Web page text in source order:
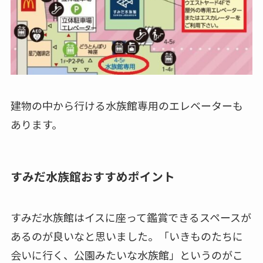
建物の中から行ける水族館専用のエレベーターも
あります。
すみだ水族館おすすめポイント
すみだ水族館はイスに座って鑑賞できるスペースが
あるのが良いなと思いました。
「いきものたちに
会いに行く、公園みたいな水族館」 というのがこ